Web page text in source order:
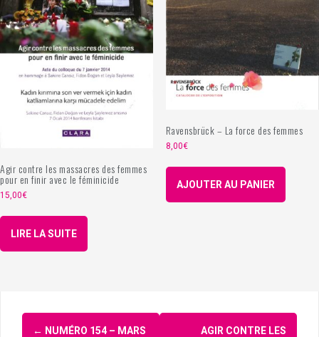
Agir contre les massacres des femmes
pour en finir avec le féminicide
15,00€
LIRE LA SUITE
Ravensbrück – La force des femmes
8,00€
AJOUTER AU PANIER
Navigation
← NUMÉRO 154 – MARS AGIR CONTRE LES